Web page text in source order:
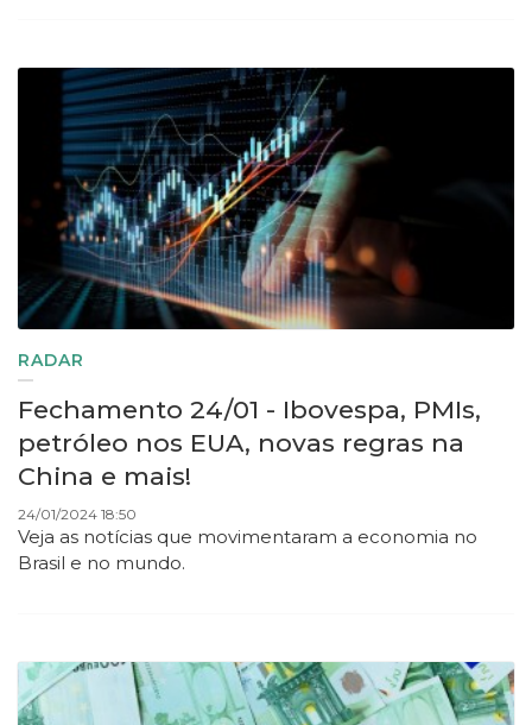
RADAR
Fechamento 24/01 - Ibovespa, PMIs,
petróleo nos EUA, novas regras na
China e mais!
24/01/2024 18:50
Veja as notícias que movimentaram a economia no
Brasil e no mundo.